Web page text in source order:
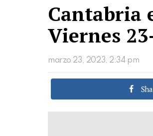
Cantabria
Viernes
marzo 23, 2023, 2:34 pm